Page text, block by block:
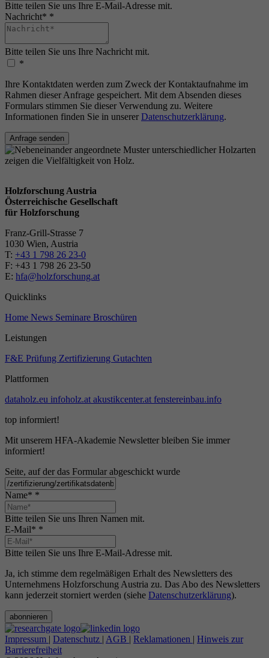
Bitte teilen Sie uns Ihre E-Mail-Adresse mit.
Nachricht* *
Bitte teilen Sie uns Ihre Nachricht mit.
*
Ihre Kontaktdaten werden zum Zweck der Kontaktaufnahme im
Rahmen dieser Anfrage gespeichert. Mit dem Absenden dieses
Formulars stimmen Sie dieser Verwendung zu. Weitere
Informationen finden Sie in unserer Datenschutzerklärung.
Anfrage senden
Holzforschung Austria
Österreichische Gesellschaft
für Holzforschung
Franz-Grill-Strasse 7
1030 Wien, Austria
T: +43 1 798 26 23-0
​​F: +43 1 798 26 23-50
E: hfa@holzforschung.at
Quicklinks
Home News Seminare Broschüren
Leistungen
F&E Prüfung Zertifizierung Gutachten
Plattformen
dataholz.eu infoholz.at akustikcenter.at fenstereinbau.info
top informiert!
Mit unserem HFA-Akademie Newsletter bleiben Sie immer
informiert!
Seite, auf der das Formular abgeschickt wurde
Name* *
Bitte teilen Sie uns Ihren Namen mit.
E-Mail* *
Bitte teilen Sie uns Ihre E-Mail-Adresse mit.
Ja, ich stimme dem regelmäßigen Erhalt des Newsletters des
Unternehmens Holzforschung Austria zu. Das Abo des Newsletters
kann jederzeit storniert werden (siehe Datenschutzerklärung).
abonnieren
Impressum | Datenschutz | AGB | Reklamationen | Hinweis zur
Barrierefreiheit